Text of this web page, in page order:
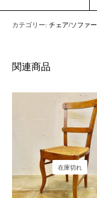
カテゴリー:チェア/ソファー
関連商品
在庫切れ